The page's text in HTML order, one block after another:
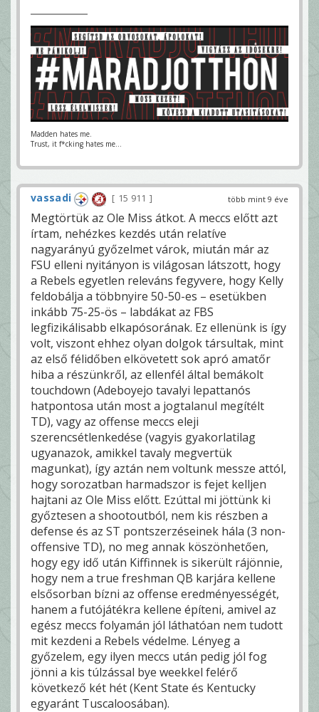
Madden hates me.
Trust, it f*cking hates me...
több mint 9 éve
vassadi 15 911
Megtörtük az Ole Miss átkot. A meccs előtt azt
írtam, nehézkes kezdés után relatíve
nagyarányú győzelmet várok, miután már az
FSU elleni nyitányon is világosan látszott, hogy
a Rebels egyetlen releváns fegyvere, hogy Kelly
feldobálja a többnyire 50-50-es – esetükben
inkább 75-25-ös – labdákat az FBS
legfizikálisabb elkapósorának. Ez ellenünk is így
volt, viszont ehhez olyan dolgok társultak, mint
az első félidőben elkövetett sok apró amatőr
hiba a részünkről, az ellenfél által bemákolt
touchdown (Adeboyejo tavalyi lepattanós
hatpontosa után most a jogtalanul megítélt
TD), vagy az offense meccs eleji
szerencsétlenkedése (vagyis gyakorlatilag
ugyanazok, amikkel tavaly megvertük
magunkat), így aztán nem voltunk messze attól,
hogy sorozatban harmadszor is fejet kelljen
hajtani az Ole Miss előtt. Ezúttal mi jöttünk ki
győztesen a shootoutból, nem kis részben a
defense és az ST pontszerzéseinek hála (3 non-
offensive TD), no meg annak köszönhetően,
hogy egy idő után Kiffinnek is sikerült rájönnie,
hogy nem a true freshman QB karjára kellene
elsősorban bízni az offense eredményességét,
hanem a futójátékra kellene építeni, amivel az
egész meccs folyamán jól láthatóan nem tudott
mit kezdeni a Rebels védelme. Lényeg a
győzelem, egy ilyen meccs után pedig jól fog
jönni a kis túlzással bye weekkel felérő
következő két hét (Kent State és Kentucky
egyaránt Tuscaloosában).